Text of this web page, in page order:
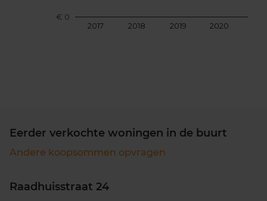
2017 2018 2019 2020
€ 0
Eerder verkochte woningen in de buurt
Andere koopsommen opvragen
Raadhuisstraat 24